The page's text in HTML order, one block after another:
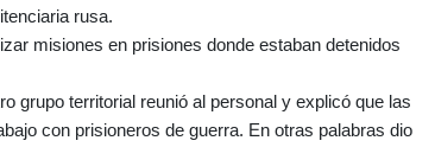
rusa.
misiones en prisiones donde estaban detenidos
grupo territorial reunió al personal y explicó que las
con prisioneros de guerra. En otras palabras dio